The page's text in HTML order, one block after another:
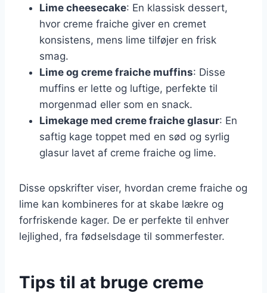
Lime cheesecake: En klassisk dessert,
hvor creme fraiche giver en cremet
konsistens, mens lime tilføjer en frisk
smag.
Lime og creme fraiche muffins: Disse
muffins er lette og luftige, perfekte til
morgenmad eller som en snack.
Limekage med creme fraiche glasur: En
saftig kage toppet med en sød og syrlig
glasur lavet af creme fraiche og lime.
Disse opskrifter viser, hvordan creme fraiche og
lime kan kombineres for at skabe lækre og
forfriskende kager. De er perfekte til enhver
lejlighed, fra fødselsdage til sommerfester.
Tips til at bruge creme